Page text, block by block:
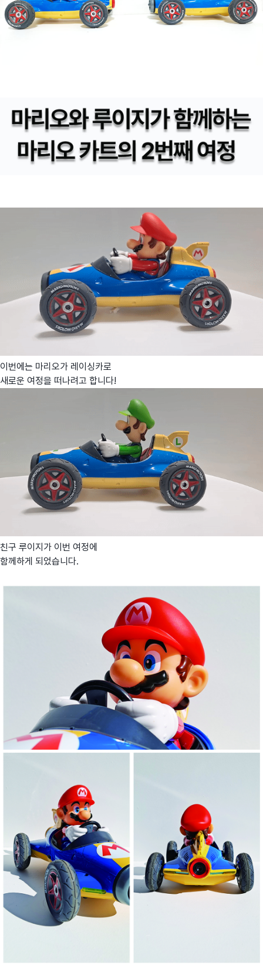
이번에는 마리오가 레이싱카로
새로운 여정을 떠나려고 합니다!
친구 루이지가 이번 여정에
함께하게 되었습니다.